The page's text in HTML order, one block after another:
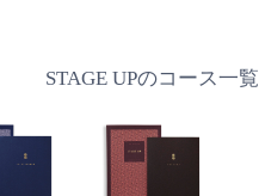
STAGE UPのコース一覧